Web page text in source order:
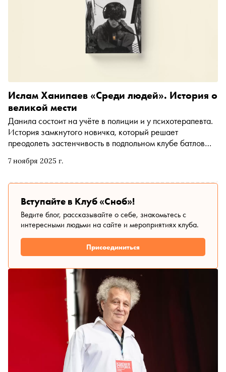
7 ноября 2025 г.
Ислам Ханипаев «Среди людей». История о
великой мести
Данила состоит на учёте в полиции и у психотерапевта.
История замкнутого новичка, который решает
преодолеть застенчивость в подпольном клубе батлов
уверенность, но однажды все выходит из-под контроля.
издательстве «Альпина.Проза»
Вступайте в Клуб «Сноб»!
Ведите блог, рассказывайте о себе, знакомьтесь с
интересными людьми на сайте и мероприятиях клуба.
Присоединиться